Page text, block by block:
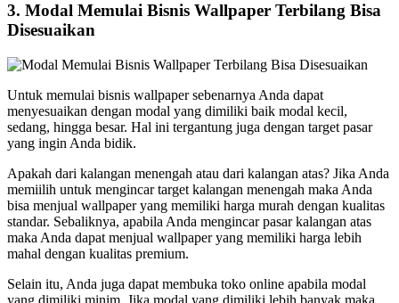
3. Modal Memulai Bisnis Wallpaper Terbilang Bisa
Disesuaikan
Untuk memulai bisnis wallpaper sebenarnya Anda dapat
menyesuaikan dengan modal yang dimiliki baik modal kecil,
sedang, hingga besar. Hal ini tergantung juga dengan target pasar
yang ingin Anda bidik.
Apakah dari kalangan menengah atau dari kalangan atas? Jika Anda
memiilih untuk mengincar target kalangan menengah maka Anda
bisa menjual wallpaper yang memiliki harga murah dengan kualitas
standar. Sebaliknya, apabila Anda mengincar pasar kalangan atas
maka Anda dapat menjual wallpaper yang memiliki harga lebih
mahal dengan kualitas premium.
Selain itu, Anda juga dapat membuka toko online apabila modal